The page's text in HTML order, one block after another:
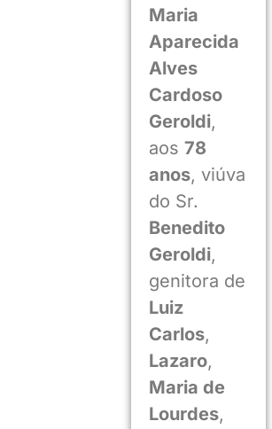
Maria
Aparecida
Alves
Cardoso
Geroldi,
aos 78
anos, viúva
do Sr.
Benedito
Geroldi,
genitora de
Luiz
Carlos,
Lazaro,
Maria de
Lourdes,